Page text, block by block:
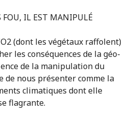
FOU, IL EST MANIPULÉ
(dont les végétaux raffolent)
les conséquences de la géo-
de la manipulation du
de nous présenter comme la
climatiques dont elle
flagrante.